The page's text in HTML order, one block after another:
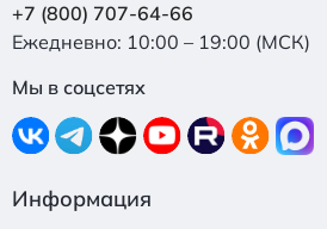
+7 (800) 707-64-66
Ежедневно: 10:00 – 19:00 (МСК)
Мы в соцсетях
Информация